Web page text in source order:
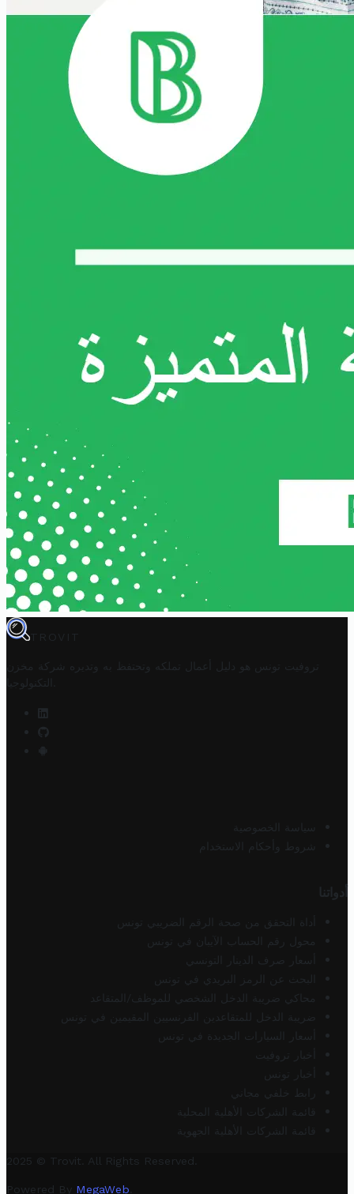
TROVIT
تروفيت تونس هو دليل أعمال تملكه وتحتفظ به وتديره
شركة مخزن
التكنولوجيا
سياسة الخصوصية
شروط وأحكام الاستخدام
أدواتنا
أداة التحقق من صحة الرقم الضريبي تونس
محول رقم الحساب الآيبان في تونس
أسعار صرف الدينار التونسي
البحث عن الرمز البريدي في تونس
محاكي ضريبة الدخل الشخصي للموظف/المتقاعد
ضريبة الدخل للمتقاعدين الفرنسيين المقيمين في تونس
أسعار السيارات الجديدة في تونس
أخبار تروفيت
أخبار تونس
رابط خلفي مجاني
قائمة الشركات الأهلية المحلية
قائمة الشركات الأهلية الجهوية
2025 © Trovit. All Rights Reserved.
Powered By MegaWeb